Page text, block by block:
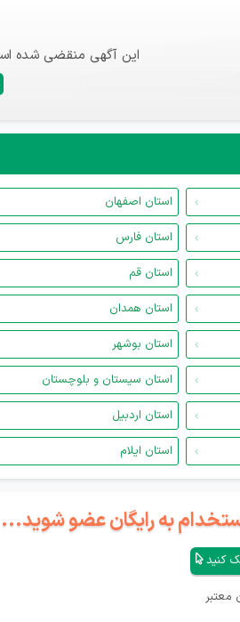
این آگهی منقضی شده
استان اصفهان
استان فارس
استان قم
استان همدان
استان بوشهر
استان سیستان و بلوچستان
استان اردبیل
استان ایلام
به رایگان عضو شوید...
کنید
معتبر